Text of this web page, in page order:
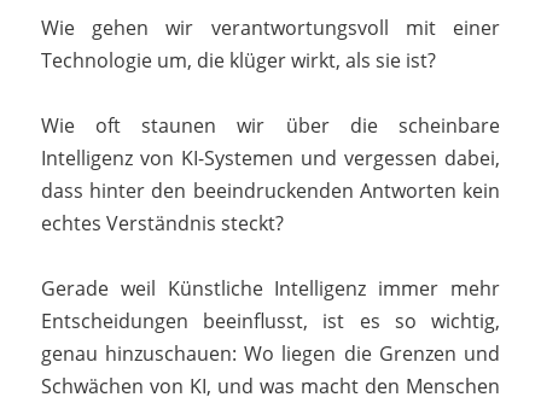
Wie gehen wir verantwortungsvoll mit einer
Technologie um, die klüger wirkt, als sie ist?
Wie oft staunen wir über die scheinbare
Intelligenz von KI-Systemen und vergessen dabei,
dass hinter den beeindruckenden Antworten kein
echtes Verständnis steckt?
Gerade weil Künstliche Intelligenz immer mehr
Entscheidungen beeinflusst, ist es so wichtig,
genau hinzuschauen: Wo liegen die Grenzen und
Schwächen von KI, und was macht den Menschen